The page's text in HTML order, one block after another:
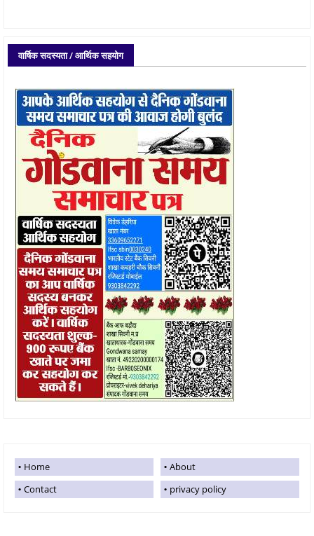
वार्षिक सदस्यता / आर्थिक सहयोग
Home
About
Contact
privacy policy